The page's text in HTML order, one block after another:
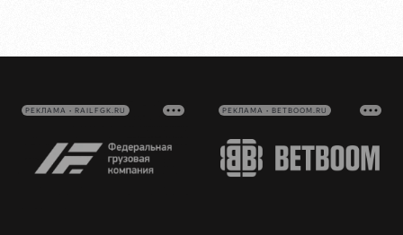
РЕКЛАМА • RAILFGK.RU РЕКЛАМА • BETBOOM.RU